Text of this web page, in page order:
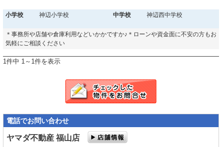
小学校 神辺小学校 中学校 神辺西中学校
＊事務所や店舗や倉庫利用などいかかですか♪＊ローンや資金面に不安の方もお
気軽にご相談ください
1件中 1～1件を表示
電話でお問い合わせ
ヤマダ不動産 福山店